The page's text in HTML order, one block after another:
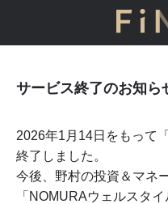
サービス終了のお知ら
2026年1月14日をもって
終了しました。
今後、野村の投資＆マネ
「NOMURAウェルスタ